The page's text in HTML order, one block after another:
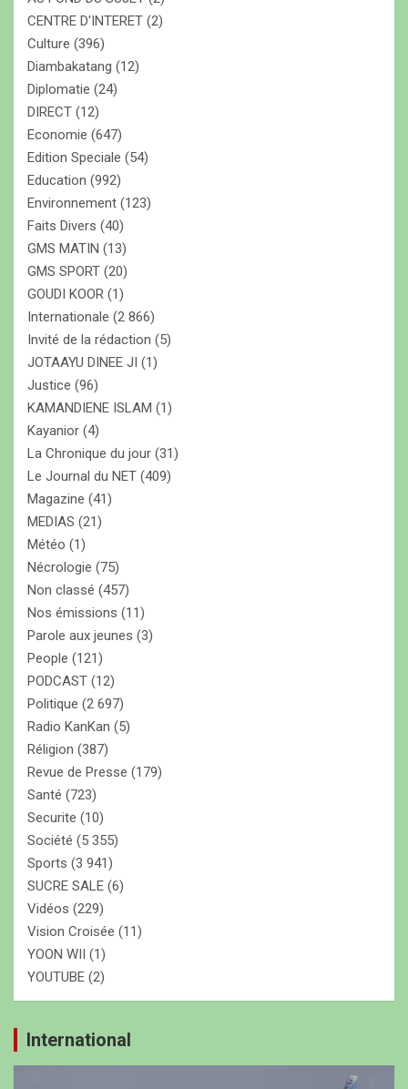
CENTRE D'INTERET (2)
Culture (396)
Diambakatang (12)
Diplomatie (24)
DIRECT (12)
Economie (647)
Edition Speciale (54)
Education (992)
Environnement (123)
Faits Divers (40)
GMS MATIN (13)
GMS SPORT (20)
GOUDI KOOR (1)
Internationale (2 866)
Invité de la rédaction (5)
JOTAAYU DINEE JI (1)
Justice (96)
KAMANDIENE ISLAM (1)
Kayanior (4)
La Chronique du jour (31)
Le Journal du NET (409)
Magazine (41)
MEDIAS (21)
Météo (1)
Nécrologie (75)
Non classé (457)
Nos émissions (11)
Parole aux jeunes (3)
People (121)
PODCAST (12)
Politique (2 697)
Radio KanKan (5)
Réligion (387)
Revue de Presse (179)
Santé (723)
Securite (10)
Société (5 355)
Sports (3 941)
SUCRE SALE (6)
Vidéos (229)
Vision Croisée (11)
YOON WII (1)
YOUTUBE (2)
International